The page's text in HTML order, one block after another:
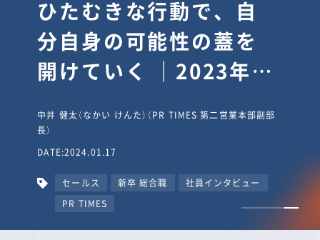
ひたむきな行動で、自
分自身の可能性の蓋を
開けていく ｜2023年度
タビュー #PR
TIMESな人たち
中井 健太（なかい けんた）（PR TIMES 第二営業本部副部
長）
DATE:2024.01.17
セールス 新卒 総合職
社員インタビュー
PR TIMES